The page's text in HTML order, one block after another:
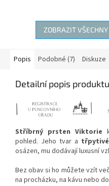
ZOBRAZIT
Popis Podobné (7) Diskuze
Detailní popis produktu
Stříbrný prsten Viktorie
pohled. Jeho tvar a
osázen, mu dodávají luxusní
Bez obav si ho můžete vzít
na procházku, na kávu nebo